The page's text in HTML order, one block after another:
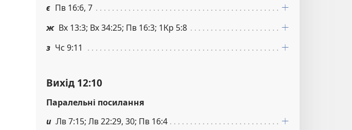
є Пв 16:6, 7
ж Вх 13:3; Вх 34:25; Пв 16:3; 1Кр 5:8
з Чс 9:11
Вихід 12:10
Паралельні посилання
и Лв 7:15; Лв 22:29, 30; Пв 16:4